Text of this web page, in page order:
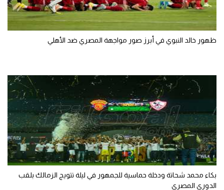
ظهور خالد النبوي في أبرز صور مواجهة المصري ضد الأهلي
بكاء محمد شحاتة ودخلة حماسية للجمهور في ليلة تتويج الزمالك بلقب
الدوري المصري